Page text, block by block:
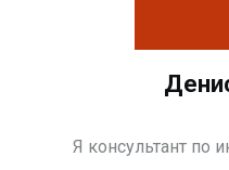
Я консультант по